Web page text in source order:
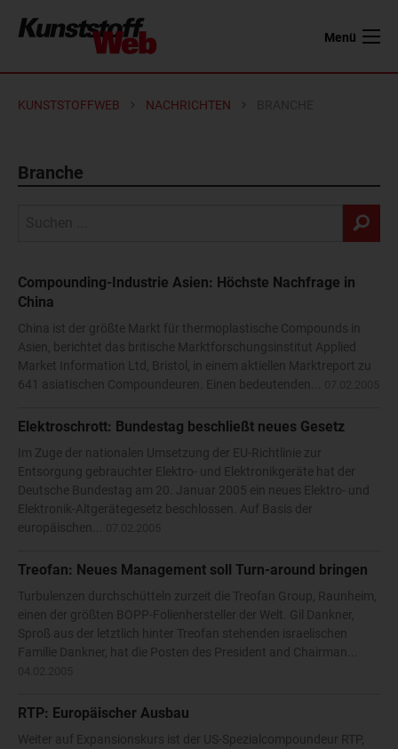
Menü
KUNSTSTOFFWEB NACHRICHTEN
Branche
Compounding-Industrie Asien: Höchste Nachfrage in
China
China ist der größte Markt für thermoplastische Compounds in
Asien, berichtet das britische Marktforschungsinstitut Applied
Market Information Ltd, Bristol, in einem aktiellen Marktreport zu
641 asiatischen Compoundeuren. Einen bedeutenden...
Elektroschrott: Bundestag beschließt neues Gesetz
Im Zuge der nationalen Umsetzung der EU-Richtlinie zur
Entsorgung gebrauchter Elektro- und Elektronikgeräte hat der
Deutsche Bundestag am 20. Januar 2005 ein neues Elektro- und
Elektronik-Altgerätegesetz beschlossen. Auf Basis der
europäischen...
Treofan: Neues Management soll Turn-around bringen
Turbulenzen durchschütteln zurzeit die Treofan Group, Raunheim,
einen der größten BOPP-Folienhersteller der Welt. Gil Dankner,
Sproß aus der letztlich hinter Treofan stehenden israelischen
Familie Dankner, hat die Posten des President and Chairman...
RTP: Europäischer Ausbau
Weiter auf Expansionskurs ist der US-Spezialcompoundeur RTP,